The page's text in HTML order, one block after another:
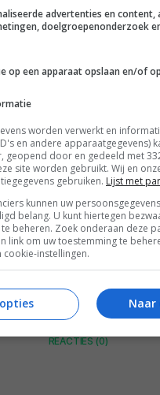
Dit houdt je niet
tot je beschikking,
REACTIES (0)
advertenties en content,
doelgroepenonderzoek
op een apparaat opslaan en/of
worden verwerkt en
en andere apparaatgegevens)
geopend door en gedeeld met
site worden gebruikt. Wij en
gebruiken. Lijst met
kunnen uw
belang. U kunt hiertegen
beheren. Zoek onderaan deze
link om uw toestemming te
cookie-instellingen.
Naar